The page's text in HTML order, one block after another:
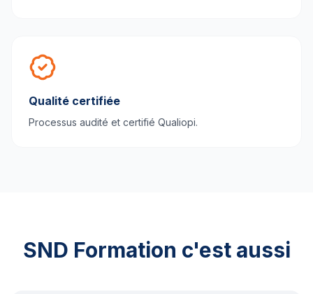
Qualité certifiée
Processus audité et certifié Qualiopi.
SND Formation c'est aussi